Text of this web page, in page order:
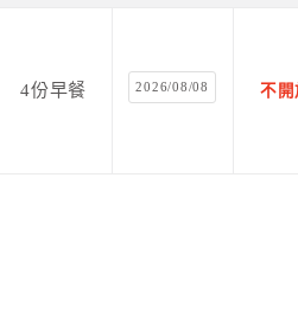
4份早餐 2026/08/08 不開